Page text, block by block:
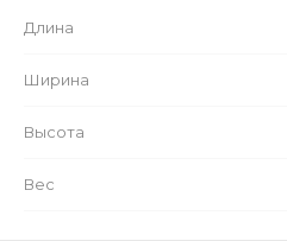
Длина
Ширина
Высота
Вес